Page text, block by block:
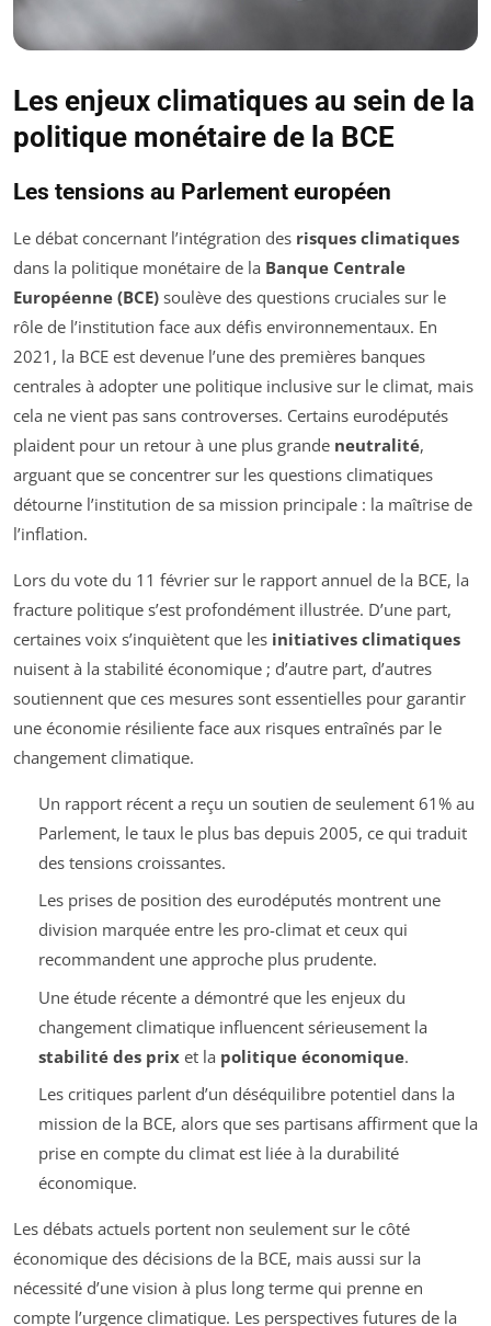
Les enjeux climatiques au sein de la
politique monétaire de la BCE
Les tensions au Parlement européen
Le débat concernant l’intégration des risques climatiques
dans la politique monétaire de la Banque Centrale
Européenne (BCE) soulève des questions cruciales sur le
rôle de l’institution face aux défis environnementaux. En
2021, la BCE est devenue l’une des premières banques
centrales à adopter une politique inclusive sur le climat, mais
cela ne vient pas sans controverses. Certains eurodéputés
plaident pour un retour à une plus grande neutralité,
arguant que se concentrer sur les questions climatiques
détourne l’institution de sa mission principale : la maîtrise de
l’inflation.
Lors du vote du 11 février sur le rapport annuel de la BCE, la
fracture politique s’est profondément illustrée. D’une part,
certaines voix s’inquiètent que les initiatives climatiques
nuisent à la stabilité économique ; d’autre part, d’autres
soutiennent que ces mesures sont essentielles pour garantir
une économie résiliente face aux risques entraînés par le
changement climatique.
Un rapport récent a reçu un soutien de seulement 61% au
Parlement, le taux le plus bas depuis 2005, ce qui traduit
des tensions croissantes.
Les prises de position des eurodéputés montrent une
division marquée entre les pro-climat et ceux qui
recommandent une approche plus prudente.
Une étude récente a démontré que les enjeux du
changement climatique influencent sérieusement la
stabilité des prixet la politique économique.
Les critiques parlent d’un déséquilibre potentiel dans la
mission de la BCE, alors que ses partisans affirment que la
prise en compte du climat est liée à la durabilité
économique.
Les débats actuels portent non seulement sur le côté
économique des décisions de la BCE, mais aussi sur la
nécessité d’une vision à plus long terme qui prenne en
compte l’urgence climatique. Les perspectives futures de la